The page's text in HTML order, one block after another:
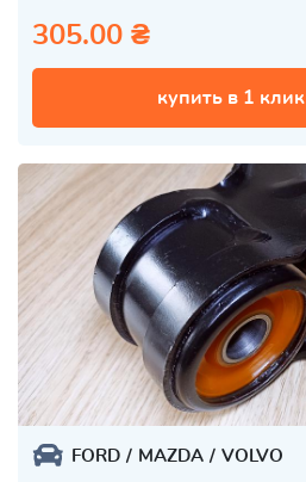
305.00 ₴
купить в 1 клик
FORD MAZDA VOLVO